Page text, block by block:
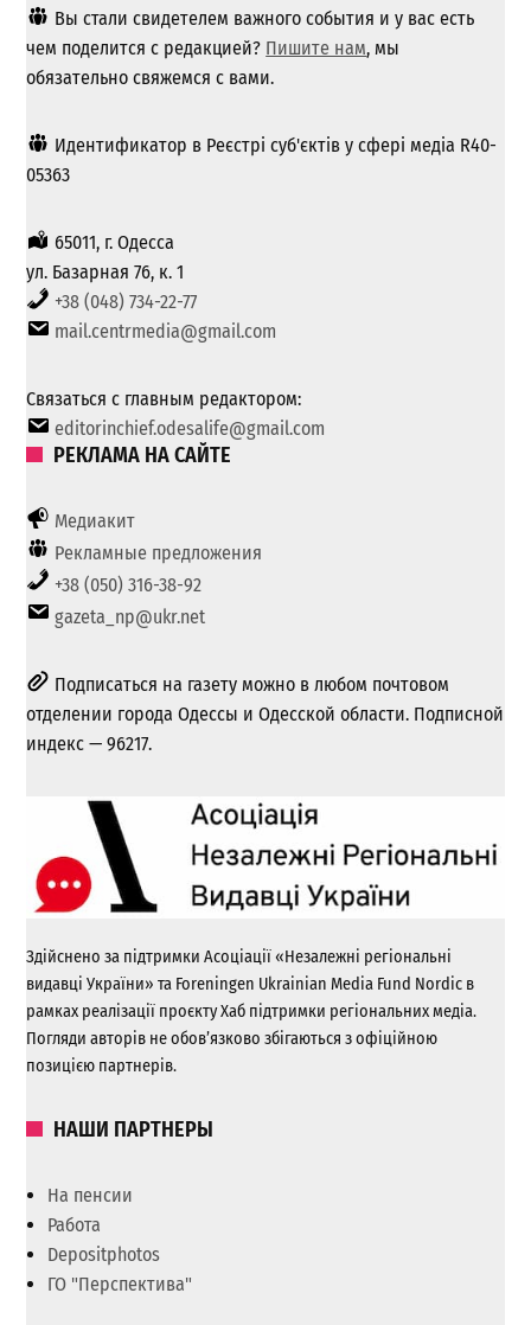
Вы стали свидетелем важного события и у вас есть
чем поделится с редакцией? Пишите нам, мы
обязательно свяжемся с вами.
Идентификатор в Реєстрі суб'єктів у сфері медіа R40-
05363
65011, г. Одесса
ул. Базарная 76, к. 1
+38 (048) 734-22-77
mail.centrmedia@gmail.com
Связаться с главным редактором:
editorinchief.odesalife@gmail.com
РЕКЛАМА НА САЙТЕ
Медиакит
Рекламные предложения
+38 (050) 316-38-92
gazeta_np@ukr.net
Подписаться на газету можно в любом почтовом
отделении города Одессы и Одесской области. Подписной
индекс — 96217.
Здійснено за підтримки Асоціації «Незалежні регіональні
видавці України» та Foreningen Ukrainian Media Fund Nordic в
рамках реалізації проєкту Хаб підтримки регіональних медіа.
Погляди авторів не обов’язково збігаються з офіційною
позицією партнерів.
НАШИ ПАРТНЕРЫ
На пенсии
Работа
Depositphotos
ГО "Перспектива"